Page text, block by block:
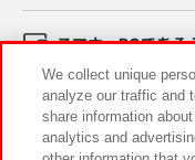
スマホ・PCであそ
イベント・キャンペ
We collect unique
analyze our traffic and
share information
analytics and